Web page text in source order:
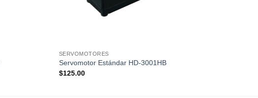
SERVOMOTORES
Servomotor Estándar HD-3001HB
$125.00